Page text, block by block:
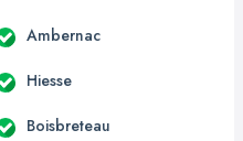
Ambernac
Hiesse
Boisbreteau